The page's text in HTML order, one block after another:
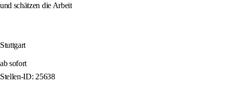
und schätzen die Arbeit
Stuttgart
ab sofort
Stellen-ID: 25638